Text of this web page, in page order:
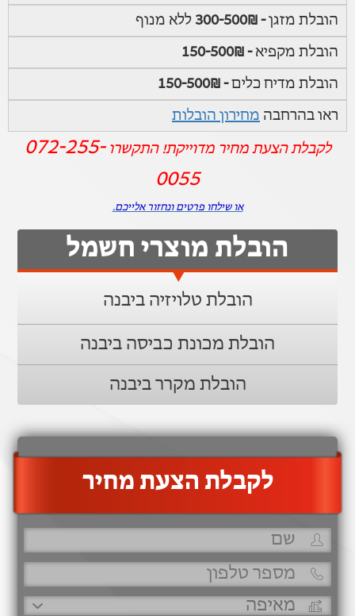
הובלת מזגן- 300-500₪
ללא מנוף
הובלת מקפיא- 150-500₪
הובלת מדיח כלים- 150-500₪
ראו בהרחבה מחירון הובלות
לקבלת הצעת מחיר מדוייקת! התקשרו072-255-
0055
או שילחו פרטים ונחזור אלייכם.
הובלת מוצרי חשמל
הובלת טלויזיה ביבנה
הובלת מכונת כביסה ביבנה
הובלת מקרר ביבנה
‫לקבלת הצעת מחיר